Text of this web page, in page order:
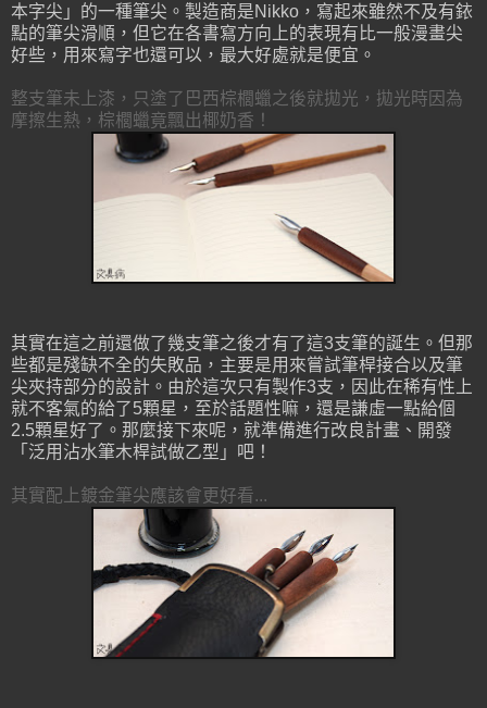
本字尖」的一種筆尖。製造商是Nikko，寫起來雖然不及有銥
點的筆尖滑順，但它在各書寫方向上的表現有比一般漫畫尖
好些，用來寫字也還可以，最大好處就是便宜。
整支筆未上漆，只塗了巴西棕櫚蠟之後就拋光，拋光時因為
摩擦生熱，棕櫚蠟竟飄出椰奶香！
其實在這之前還做了幾支筆之後才有了這3支筆的誕生。但那
些都是殘缺不全的失敗品，主要是用來嘗試筆桿接合以及筆
尖夾持部分的設計。由於這次只有製作3支，因此在稀有性上
就不客氣的給了5顆星，至於話題性嘛，還是謙虛一點給個
2.5顆星好了。那麼接下來呢，就準備進行改良計畫、開發
「泛用沾水筆木桿試做乙型」吧！
其實配上鍍金筆尖應該會更好看...